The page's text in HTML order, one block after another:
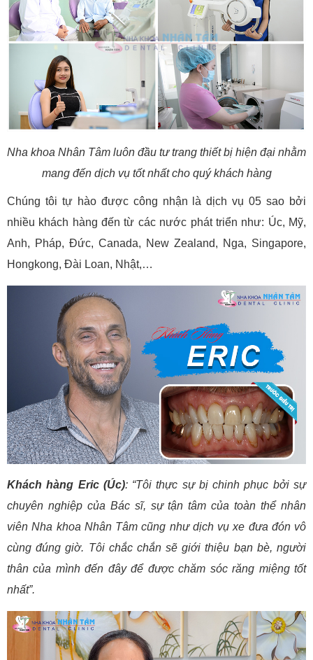
Nha khoa Nhân Tâm luôn đầu tư trang thiết bị hiện đại nhằm
mang đến dịch vụ tốt nhất cho quý khách hàng
Chúng tôi tự hào được công nhận là dịch vụ 05 sao bởi
nhiều khách hàng đến từ các nước phát triển như: Úc, Mỹ,
Anh, Pháp, Đức, Canada, New Zealand, Nga, Singapore,
Hongkong, Đài Loan, Nhật,…
Khách hàng Eric (Úc): “Tôi thực sự bị chinh phục bởi sự
chuyên nghiệp của Bác sĩ, sự tận tâm của toàn thể nhân
viên Nha khoa Nhân Tâm cũng như dịch vụ xe đưa đón vô
cùng đúng giờ. Tôi chắc chắn sẽ giới thiệu bạn bè, người
thân của mình đến đây để được chăm sóc răng miệng tốt
nhất”.